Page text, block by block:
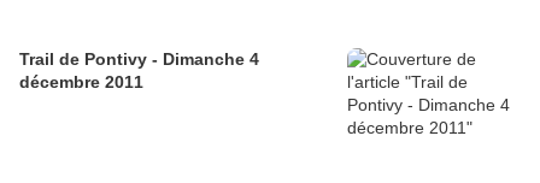
Trail de Pontivy - Dimanche 4
décembre 2011